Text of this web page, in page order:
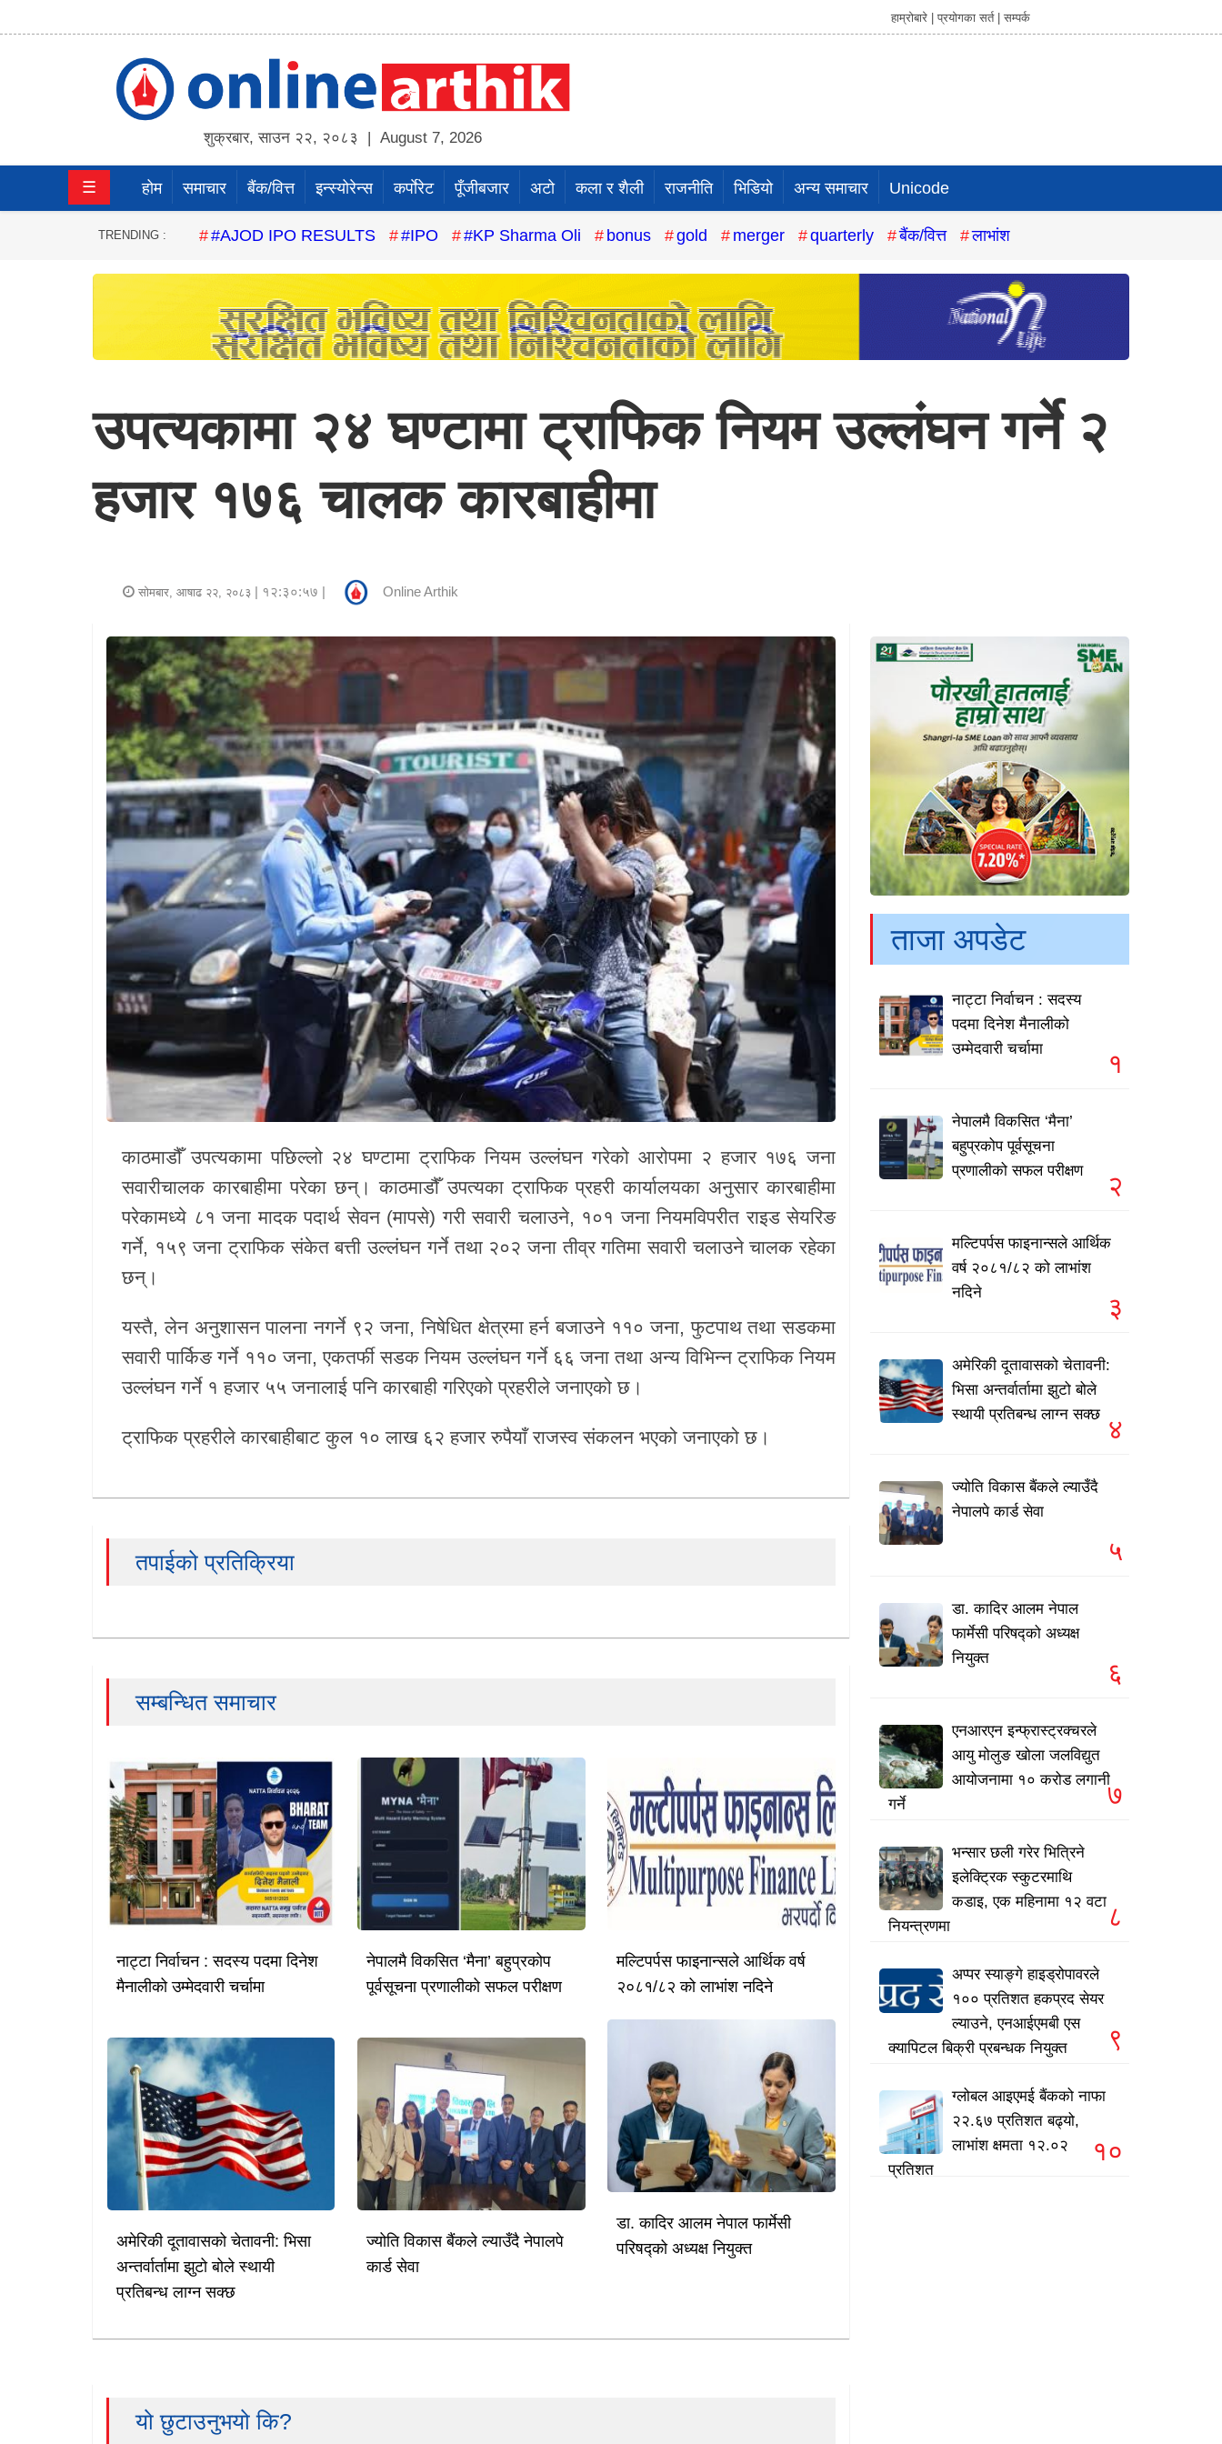
हाम्रोबारे | प्रयोगका सर्त | सम्पर्क
शुक्रबार,साउन २२, २०८३ | August 7, 2026
बैंक/
☰ होम समाचार बैंक/वित्त इन्स्योरेन्स कर्पाेरेट पूँजीबजार अटो कला र शैली राजनीति भिडियो अन्य समाचार Unicode
TRENDING : #AJOD IPO RESULTS #IPO #KP Sharma Oli bonus gold merger quarterly बैंक/वित्त लाभांश
उपत्यकामा २४ घण्टामा ट्राफिक नियम उल्लंघन गर्ने २
हजार १७६ चालक कारबाहीमा
सोमबार, आषाढ २२, २०८३ | १२:३०:५७ | Online Arthik
काठमाडौँ उपत्यकामा पछिल्लो २४ घण्टामा ट्राफिक नियम उल्लंघन गरेको आरोपमा २ हजार १७६ जना
सवारीचालक कारबाहीमा परेका छन्। काठमाडौँ उपत्यका ट्राफिक प्रहरी कार्यालयका अनुसार कारबाहीमा
परेकामध्ये ८१ जना मादक पदार्थ सेवन (मापसे) गरी सवारी चलाउने, १०१ जना नियमविपरीत राइड सेयरिङ
गर्ने, १५९ जना ट्राफिक संकेत बत्ती उल्लंघन गर्ने तथा २०२ जना तीव्र गतिमा सवारी चलाउने चालक रहेका
छन्।
यस्तै, लेन अनुशासन पालना नगर्ने ९२ जना, निषेधित क्षेत्रमा हर्न बजाउने ११० जना, फुटपाथ तथा सडकमा
सवारी पार्किङ गर्ने ११० जना, एकतर्फी सडक नियम उल्लंघन गर्ने ६६ जना तथा अन्य विभिन्न ट्राफिक नियम
उल्लंघन गर्ने १ हजार ५५ जनालाई पनि कारबाही गरिएको प्रहरीले जनाएको छ।
ट्राफिक प्रहरीले कारबाहीबाट कुल १० लाख ६२ हजार रुपैयाँ राजस्व संकलन भएको जनाएको छ।
तपाईको प्रतिक्रिया
सम्बन्धित समाचार
नाट्टा निर्वाचन : सदस्य पदमा दिनेश
मैनालीको उम्मेदवारी चर्चामा
नेपालमै विकसित ‘मैना’ बहुप्रकोप
पूर्वसूचना प्रणालीको सफल परीक्षण
मल्टिपर्पस फाइनान्सले आर्थिक वर्ष
२०८१/८२ को लाभांश नदिने
अमेरिकी दूतावासको चेतावनी: भिसा
अन्तर्वार्तामा झुटो बोले स्थायी
प्रतिबन्ध लाग्न सक्छ
ज्योति विकास बैंकले ल्याउँदै नेपालपे
कार्ड सेवा
डा. कादिर आलम नेपाल फार्मेसी
परिषद्को अध्यक्ष नियुक्त
यो छुटाउनुभयो कि?
ताजा अपडेट
नाट्टा निर्वाचन : सदस्य
पदमा दिनेश मैनालीको
उम्मेदवारी चर्चामा
१
नेपालमै विकसित ‘मैना’
बहुप्रकोप पूर्वसूचना
प्रणालीको सफल परीक्षण
२
मल्टिपर्पस फाइनान्सले आर्थिक
वर्ष २०८१/८२ को लाभांश
नदिने
३
अमेरिकी दूतावासको चेतावनी:
भिसा अन्तर्वार्तामा झुटो बोले
स्थायी प्रतिबन्ध लाग्न सक्छ ४
ज्योति विकास बैंकले ल्याउँदै
नेपालपे कार्ड सेवा
५
डा. कादिर आलम नेपाल
फार्मेसी परिषद्को अध्यक्ष
नियुक्त
६
एनआरएन इन्फ्रास्ट्रक्चरले
आयु मोलुङ खोला जलविद्युत
आयोजनामा १० करोड लगानी
गर्ने
७
भन्सार छली गरेर भित्रिने
इलेक्ट्रिक स्कुटरमाथि
कडाइ, एक महिनामा १२ वटा
नियन्त्रणमा
८
अप्पर स्याङ्गे हाइड्रोपावरले
१०० प्रतिशत हकप्रद सेयर
ल्याउने, एनआईएमबी एस
क्यापिटल बिक्री प्रबन्धक नियुक्त
९
ग्लोबल आइएमई बैंकको नाफा
२२.६७ प्रतिशत बढ्यो,
लाभांश क्षमता १२.०२
प्रतिशत
१०